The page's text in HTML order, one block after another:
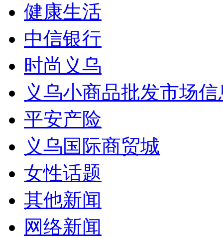
健康生活
中信银行
时尚义乌
义乌小商品批发市场
平安产险
义乌国际商贸城
女性话题
其他新闻
网络新闻